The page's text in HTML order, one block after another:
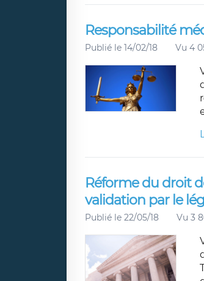
Responsabilité
Publié le 14/02/18 Vu 4
Réforme du droit
validation par le
Publié le 22/05/18 Vu 3